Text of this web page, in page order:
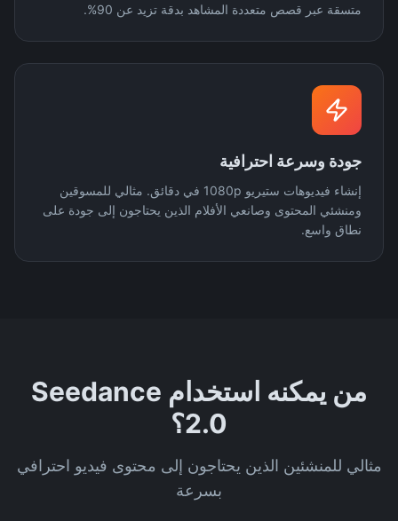
متسقة عبر قصص متعددة المشاهد بدقة تزيد عن 90%.
جودة وسرعة احترافية
إنشاء فيديوهات ستيريو 1080p في دقائق. مثالي للمسوقين
ومنشئي المحتوى وصانعي الأفلام الذين يحتاجون إلى جودة على
نطاق واسع.
من يمكنه استخدام Seedance
2.0؟
مثالي للمنشئين الذين يحتاجون إلى محتوى فيديو احترافي
بسرعة